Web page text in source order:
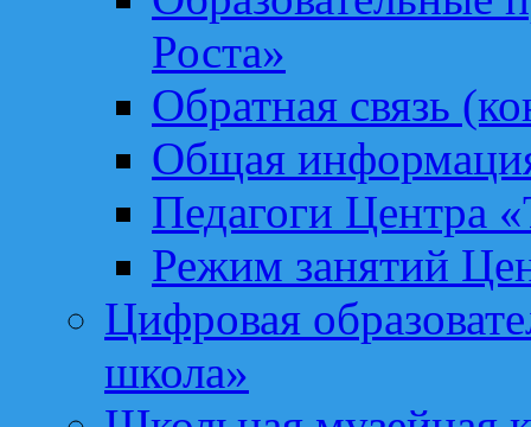
Роста»
Обратная связь
Общая
Педагоги Центра
Режим занятий
Цифровая
школа»